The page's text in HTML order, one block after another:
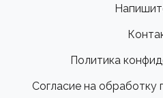
Политика
Согласие на обработку